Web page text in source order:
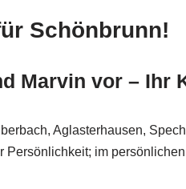
Schönbrunn!
Marvin vor – Ihr
Aglasterhausen,
im